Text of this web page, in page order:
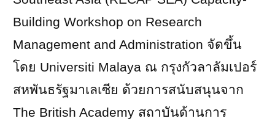
Building Workshop on Research
Management and Administration จัดขึ้น
โดย Universiti Malaya ณ กรุงกัวลาลัมเปอร์
สหพันธรัฐมาเลเซีย ด้วยการสนับสนุนจาก
The British Academy สถาบันด้านการ